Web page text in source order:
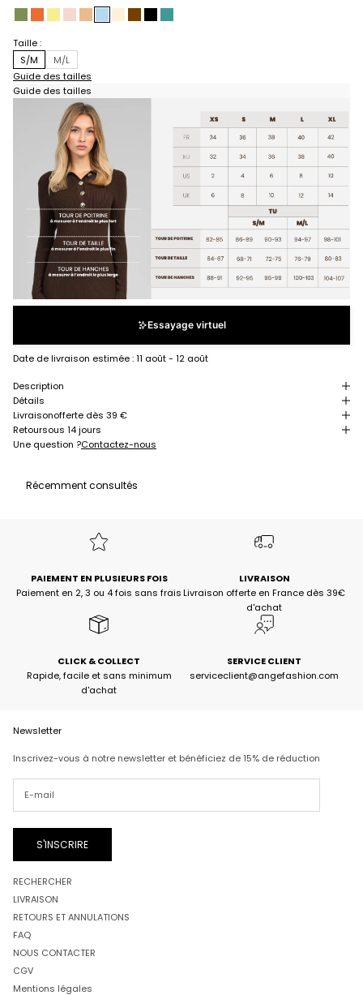
tilleulpiment
paillebabybeigecielecrumarron
noirturquoise
Taille :
S/M
M/L
Guide des tailles
Guide des tailles
Essayage virtuel
Date de livraison estimée :11 août - 12 août
Description
Détails
Livraisonofferte dès 39 €
Retoursous 14 jours
Une question ?Contactez-nous
Récemment consultés
PAIEMENT EN PLUSIEURS FOIS
Paiement en 2, 3 ou 4 fois sans frais
LIVRAISON
Livraison offerte en France dès 39€
d'achat
CLICK & COLLECT
Rapide, facile et sans minimum
d'achat
SERVICE CLIENT
serviceclient@angefashion.com
Newsletter
Inscrivez-vous à notre newsletter et bénéficiez de 15% de réduction
S'INSCRIRE
RECHERCHER
LIVRAISON
RETOURS ET ANNULATIONS
FAQ
NOUS CONTACTER
CGV
Mentions légales